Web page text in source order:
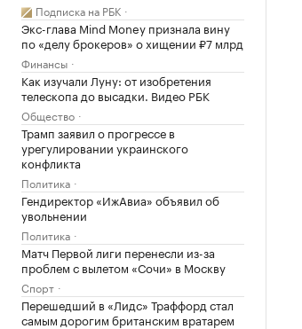
Подписка на РБК
Экс-глава Mind Money признала вину
по «делу брокеров» о хищении ₽7 млрд
Финансы
Как изучали Луну: от изобретения
телескопа до высадки. Видео РБК
Общество
Трамп заявил о прогрессе в
урегулировании украинского
конфликта
Политика
Гендиректор «ИжАвиа» объявил об
увольнении
Политика
Матч Первой лиги перенесли из-за
проблем с вылетом «Сочи» в Москву
Спорт
Перешедший в «Лидс» Траффорд стал
самым дорогим британским вратарем